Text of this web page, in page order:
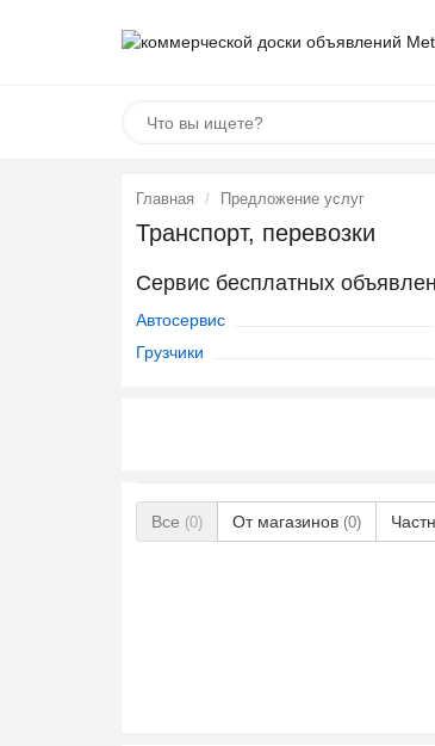
Главная Предложение услуг
Транспорт, перевозки
Сервис бесплатных
Автосервис
Грузчики
Все (0) От магазинов (0)